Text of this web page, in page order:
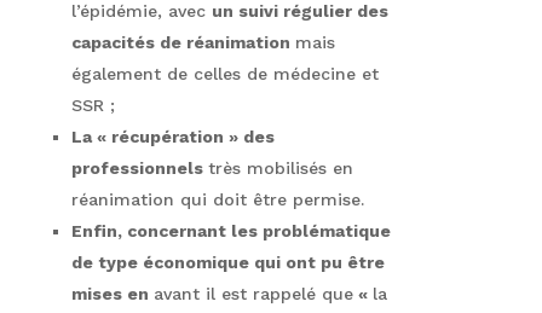
l’épidémie, avec un suivi régulier des
capacités de réanimation mais
également de celles de médecine et
SSR ;
La « récupération » des
professionnels très mobilisés en
réanimation qui doit être permise.
Enfin, concernant les problématique
de type économique qui ont pu être
mises en avant il est rappelé que« la